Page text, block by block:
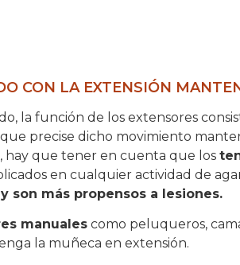
CON LA EXTENSIÓN
la función de los extensores
precise dicho movimiento
hay que tener en cuenta que los
en cualquier actividad de
son más propensos a lesiones.
manuales como peluqueros,
la muñeca en extensión.